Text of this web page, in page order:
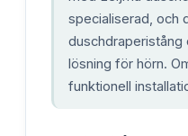
specialiserad, och
duschdraperistång
lösning för hörn.
funktionell